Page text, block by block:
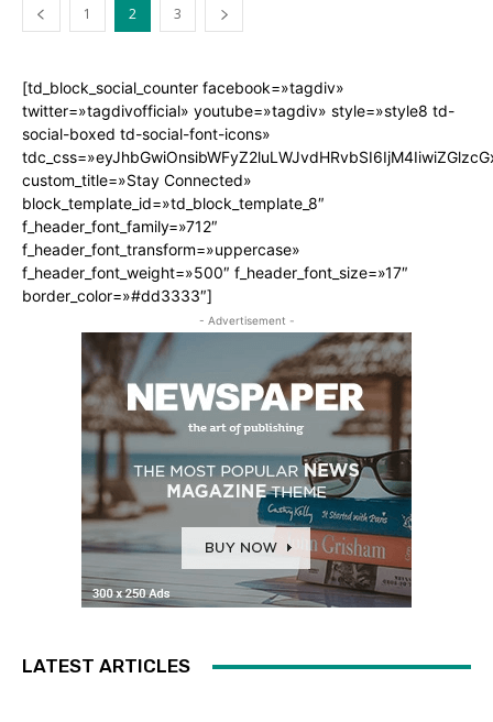
1 2 3
[td_block_social_counter facebook=»tagdiv»
twitter=»tagdivofficial» youtube=»tagdiv» style=»style8 td-
social-boxed td-social-font-icons»
custom_title=»Stay Connected»
block_template_id=»td_block_template_8″
f_header_font_family=»712″
f_header_font_transform=»uppercase»
f_header_font_weight=»500″ f_header_font_size=»17″
border_color=»#dd3333″]
- Advertisement -
LATEST ARTICLES